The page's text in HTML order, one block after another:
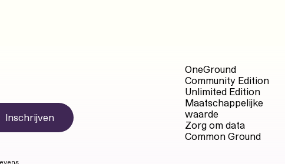
Inschrijven
OneGround
Community Edition
Unlimited Edition
Maatschappelijke
waarde
Zorg om data
Common Ground